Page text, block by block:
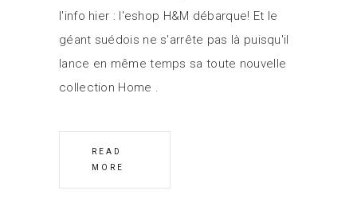
l'info hier : l'eshop H&M débarque! Et le
géant suédois ne s'arrête pas là puisqu'il
lance en même temps sa toute nouvelle
collection Home
READ
MORE